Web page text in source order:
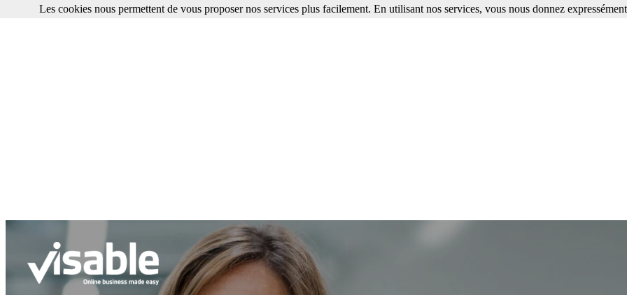
Les cookies nous permettent de vous proposer nos services plus facilement. En utilisant nos services, vous nous donnez